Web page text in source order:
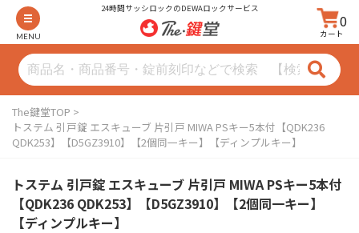
MENU
24時間サッシロックのDEWAロックサービス
0
カート
The鍵堂TOP
トステム 引戸錠 エスキューブ 片引戸 MIWA PSキー5本付【QDK236
QDK253】【D5GZ3910】【2個同一キー】【ディンプルキー】
トステム 引戸錠 エスキューブ 片引戸 MIWA PSキー5本付
【QDK236 QDK253】【D5GZ3910】【2個同一キー】
【ディンプルキー】